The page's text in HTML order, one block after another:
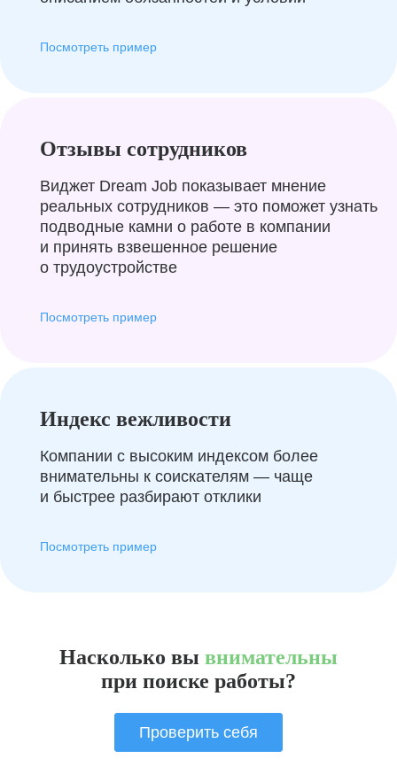
Посмотреть пример
Отзывы сотрудников
Виджет Dream Job показывает мнение
реальных сотрудников — это поможет узнать
подводные камни о работе в компании
и принять взвешенное решение
о трудоустройстве
Посмотреть пример
Индекс вежливости
Компании с высоким индексом более
внимательны к соискателям — чаще
и быстрее разбирают отклики
Посмотреть пример
Насколько вы внимательны
при поиске работы?
Проверить себя